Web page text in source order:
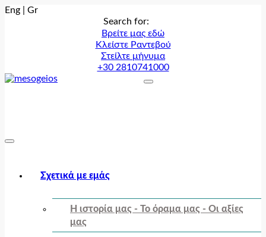
Eng
Gr
Search for:
Βρείτε μας εδώ
Κλείστε Ραντεβού
Στείλτε μήνυμα
+30 2810741000
Σχετικά με εμάς
Η ιστορία μας - Το όραμα μας - Οι αξίες
μας